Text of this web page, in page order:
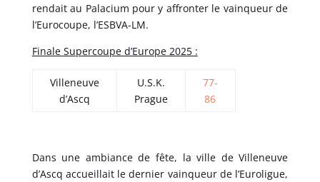
rendait au Palacium pour y affronter le vainqueur de
l’Eurocoupe, l’ESBVA-LM.
Finale Supercoupe d’Europe 2025 :
Villeneuve
d’Ascq
U.S.K.
Prague
77-
86
Dans une ambiance de fête, la ville de Villeneuve
d’Ascq accueillait le dernier vainqueur de l’Euroligue,